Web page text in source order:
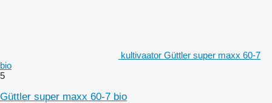
kultivaator Güttler super maxx 60-7
bio
5
Güttler super maxx 60-7 bio